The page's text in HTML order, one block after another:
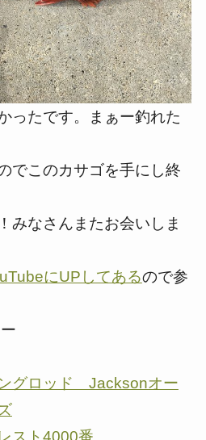
ったです。まぁー釣れた
でこのカサゴを手にし終
みなさんまたお会いしま
にUPしてあるので参
グロッド Jacksonオー
スト4000番